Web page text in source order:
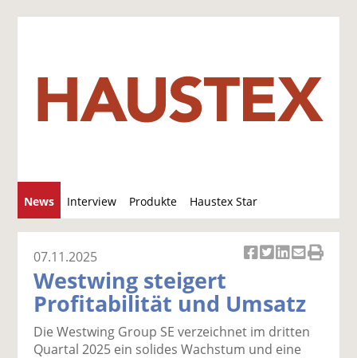
News Interview Produkte Haustex Star
u
c
k
el
a
k
t
k
el
a
k
el
p D
07.11.2025
Westwing steigert
Profitabilität und Umsatz
Die Westwing Group SE verzeichnet im dritten
Quartal 2025 ein solides Wachstum und eine